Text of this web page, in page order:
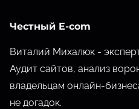
Честный E-com
Виталий Михалюк -
Аудит сайтов, анализ
владельцам онлайн-
не догадок.